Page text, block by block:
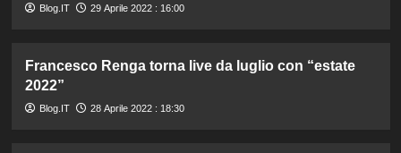
Blog.IT 29 Aprile 2022 : 16:00
Francesco Renga torna live da luglio con “estate
2022”
Blog.IT 28 Aprile 2022 : 18:30